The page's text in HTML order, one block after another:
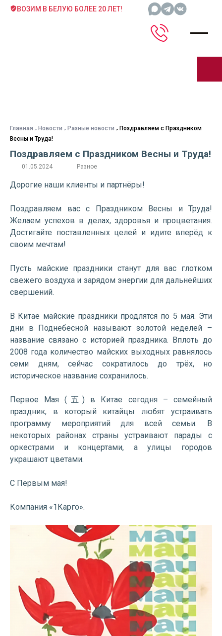
ВОЗИМ В БЕЛУЮ БОЛЕЕ 20 ЛЕТ!
Главная Новости Разные новости
Поздравляем с Праздником
Весны и Труда!
Поздравляем с Праздником Весны и Труда!
01.05.2024 Разное
Дорогие наши клиенты и партнёры!
Поздравляем вас с Праздником Весны и Труда!
Желаем успехов в делах, здоровья и процветания.
Достигайте поставленных целей и идите вперёд к
своим мечтам!
Пусть майские праздники станут для вас глотком
свежего воздуха и зарядом энергии для дальнейших
свершений.
В Китае майские праздники продлятся по 5 мая. Эти
дни в Поднебесной называют золотой неделей –
название связано с историей праздника. Вплоть до
2008 года количество майских выходных равнялось
семи дням, сейчас сократилось до трёх, но
историческое название сохранилось.
Первое Мая (五) в Китае сегодня – семейный
праздник, в который китайцы любят устраивать
программу мероприятий для всей семьи. В
некоторых районах страны устраивают парады с
оркестрами и концертами, а улицы городов
украшают цветами.
С Первым мая!
Компания «1Карго».